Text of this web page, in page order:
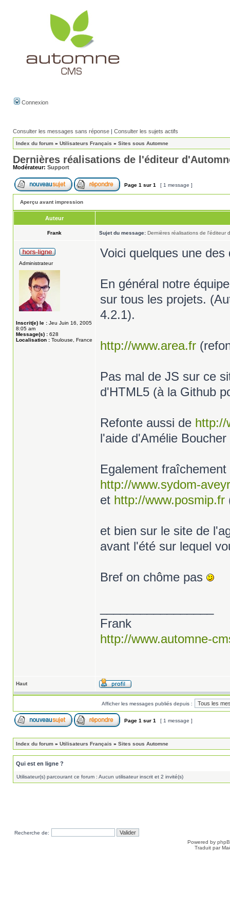
Connexion
Consulter les messages sans réponse | Consulter les sujets actifs
Index du forum » Utilisateurs Français » Sites sous Automne
Dernières réalisations de l'éditeur
Modérateur: Support
Page 1 sur 1 [ 1 message ]
Aperçu avant impression
Auteur
Frank Sujet du message: Dernières réalisations de l'éditeur
Administrateur
Inscrit(e) le : Jeu Juin 16, 2005
8:05 am
Message(s) : 628
Localisation : Toulouse, France
Voici quelques une
En général notre
sur tous les projets.
4.2.1).
http://www.area.fr
Pas mal de JS sur ce
d'HTML5 (à la Github
Refonte aussi de http://
l'aide d'Amélie
Egalement
http://www.sydom-
et http://www.posmip.fr
et bien sur le site de
avant l'été sur lequel
Bref on chôme pas
Frank
http://www.automne-
Haut
Afficher les messages publiés depuis :
Page 1 sur 1 [ 1 message ]
Index du forum » Utilisateurs Français » Sites sous Automne
Qui est en ligne ?
Utilisateur(s) parcourant ce forum : Aucun utilisateur inscrit et 2 invité(s)
Recherche de:
Powered by
Traduit par